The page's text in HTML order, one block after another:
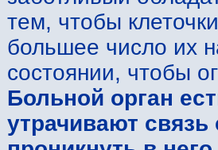
тем, чтобы
большее число их
состоянии, чтобы
Больной орган
утрачивают